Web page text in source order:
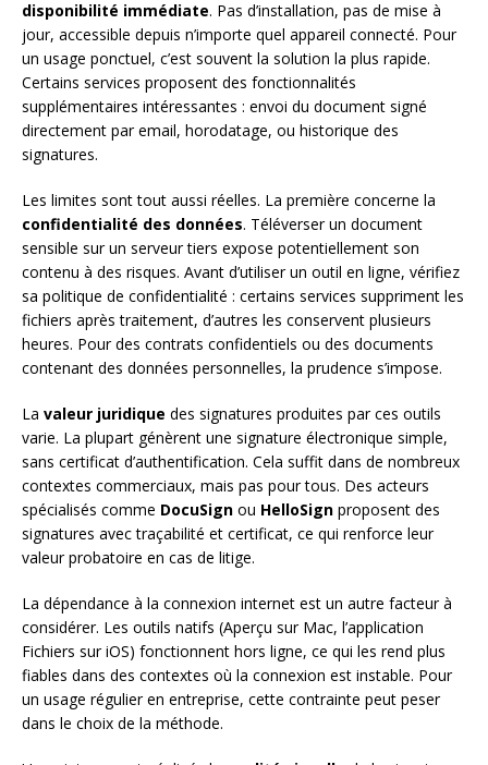
disponibilité immédiate. Pas d’installation, pas de mise à
jour, accessible depuis n’importe quel appareil connecté. Pour
un usage ponctuel, c’est souvent la solution la plus rapide.
Certains services proposent des fonctionnalités
supplémentaires intéressantes : envoi du document signé
directement par email, horodatage, ou historique des
signatures.
Les limites sont tout aussi réelles. La première concerne la
confidentialité des données. Téléverser un document
sensible sur un serveur tiers expose potentiellement son
contenu à des risques. Avant d’utiliser un outil en ligne, vérifiez
sa politique de confidentialité : certains services suppriment les
fichiers après traitement, d’autres les conservent plusieurs
heures. Pour des contrats confidentiels ou des documents
contenant des données personnelles, la prudence s’impose.
La valeur juridique des signatures produites par ces outils
varie. La plupart génèrent une signature électronique simple,
sans certificat d’authentification. Cela suffit dans de nombreux
contextes commerciaux, mais pas pour tous. Des acteurs
spécialisés comme DocuSign ou HelloSign proposent des
signatures avec traçabilité et certificat, ce qui renforce leur
valeur probatoire en cas de litige.
La dépendance à la connexion internet est un autre facteur à
considérer. Les outils natifs (Aperçu sur Mac, l’application
Fichiers sur iOS) fonctionnent hors ligne, ce qui les rend plus
fiables dans des contextes où la connexion est instable. Pour
un usage régulier en entreprise, cette contrainte peut peser
dans le choix de la méthode.